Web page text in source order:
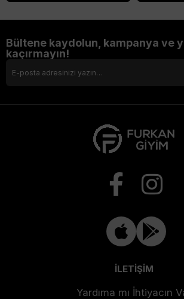
Bültene kaydolun, kampanya ve
kaçırmayın!
İLETİŞİM
Yardıma mı İhtiyacın